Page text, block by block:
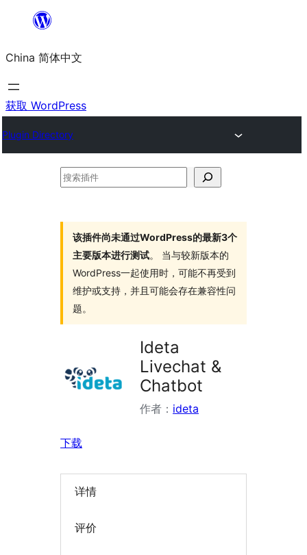
内
容
China 简体中文
获取 WordPress
Plugin Directory
搜
该插件尚未通过WordPress的最新3个
主要版本进行测试。 当与较新版本的
WordPress一起使用时，可能不再受到
维护或支持，并且可能会存在兼容性问
题。
Ideta
Livechat &
Chatbot
作者： ideta
下载
详情
评价